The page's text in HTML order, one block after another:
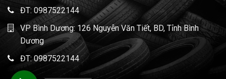
ĐT: 0987522144
VP Bình Dương: 126 Nguyễn Văn Tiết, BD, Tỉnh Bình
Dương
ĐT: 0987522144